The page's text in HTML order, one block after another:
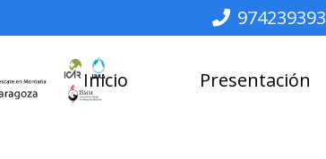
974239393
Inicio Presentación